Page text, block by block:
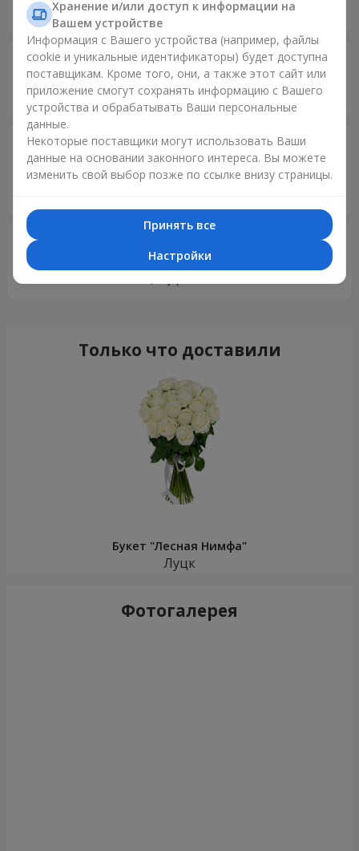
Все на висоті
Дмитро 20.06.2025
5
Саме чудове враження
Ігор 12.12.2024
5
Дуже дякую за оперативність..буду радити друзям..всього
Олексій
Только что доставили
Букет "Лесная Нимфа"
Луцк
Фотогалерея
Хранение и/или доступ к информации на
Вашем устройстве
Информация с Вашего устройства (например, файлы
cookie и уникальные идентификаторы) будет доступна
поставщикам. Кроме того, они, а также этот сайт или
приложение смогут сохранять информацию с Вашего
устройства и обрабатывать Ваши персональные
данные.
Некоторые поставщики могут использовать Ваши
данные на основании законного интереса. Вы можете
изменить свой выбор позже по ссылке внизу страницы.
Принять все
Настройки